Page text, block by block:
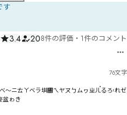
す
3.4 208件の評価 ・ 1件のコメント
76文字
〜ニㄊㄚベラ垬㄀ㄟヤㄡㄅムヮㄓㄦ〬るろ〯れゼ
盆ゎき